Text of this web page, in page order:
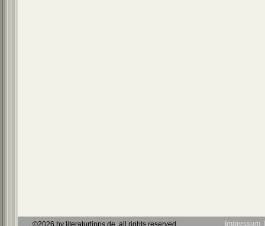
©2026 by literaturtipps.de, all rights reserved Impressum